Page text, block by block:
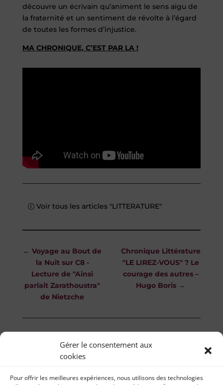
Gérer le consentement aux
cookies
Pour offrir les meilleures expériences, nous utilisons des technologies
découvre un écrivain qu’animent le sens aigu de
la fraternité et un sentiment de révolte à l’égard
de toutes les formes d’injustice.
MA CHRONIQUE, C’EST PAR LA !
Voir tous les articles "LITTERATURE"
←Voyage au Bout de
la Nuit sur C8 -
Lecture de "Ainsi
parlait Zarathoustra"
de Nietzche
Chronique Littérature
"LE LIREZ-VOUS" ? Le
courage des autres –
Hugo Boris →